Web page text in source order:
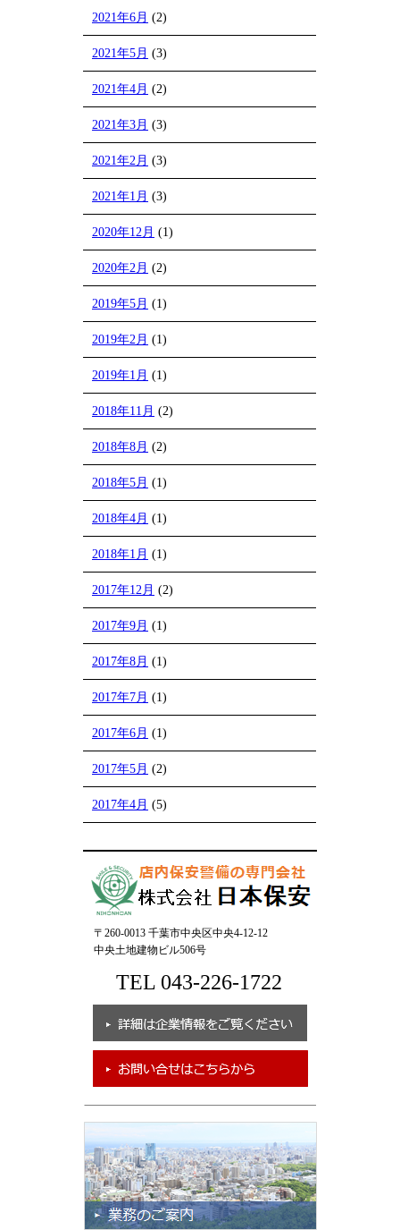
2021年6月 (2)
2021年5月 (3)
2021年4月 (2)
2021年3月 (3)
2021年2月 (3)
2021年1月 (3)
2020年12月 (1)
2020年2月 (2)
2019年5月 (1)
2019年2月 (1)
2019年1月 (1)
2018年11月 (2)
2018年8月 (2)
2018年5月 (1)
2018年4月 (1)
2018年1月 (1)
2017年12月 (2)
2017年9月 (1)
2017年8月 (1)
2017年7月 (1)
2017年6月 (1)
2017年5月 (2)
2017年4月 (5)
〒260-0013 千葉市中央区中央4-12-12
中央土地建物ビル506号
TEL 043-226-1722